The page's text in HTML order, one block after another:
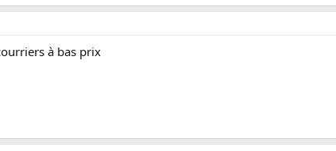
à bas prix